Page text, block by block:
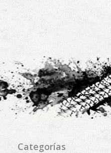
Categorías